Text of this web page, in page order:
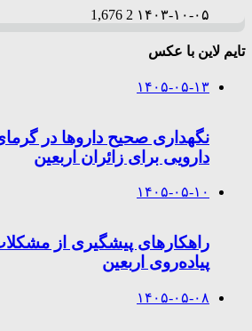
۱۴۰۳-۱۰-۰۵ 2
1,676
تایم لاین با عکس
۱۴۰۵-۰۵-۱۳
نگهداری صحیح داروها در
دارویی برای زائران اربعین
۱۴۰۵-۰۵-۱۰
راهکارهای پیشگیری از
پیاده‌روی اربعین
۱۴۰۵-۰۵-۰۸